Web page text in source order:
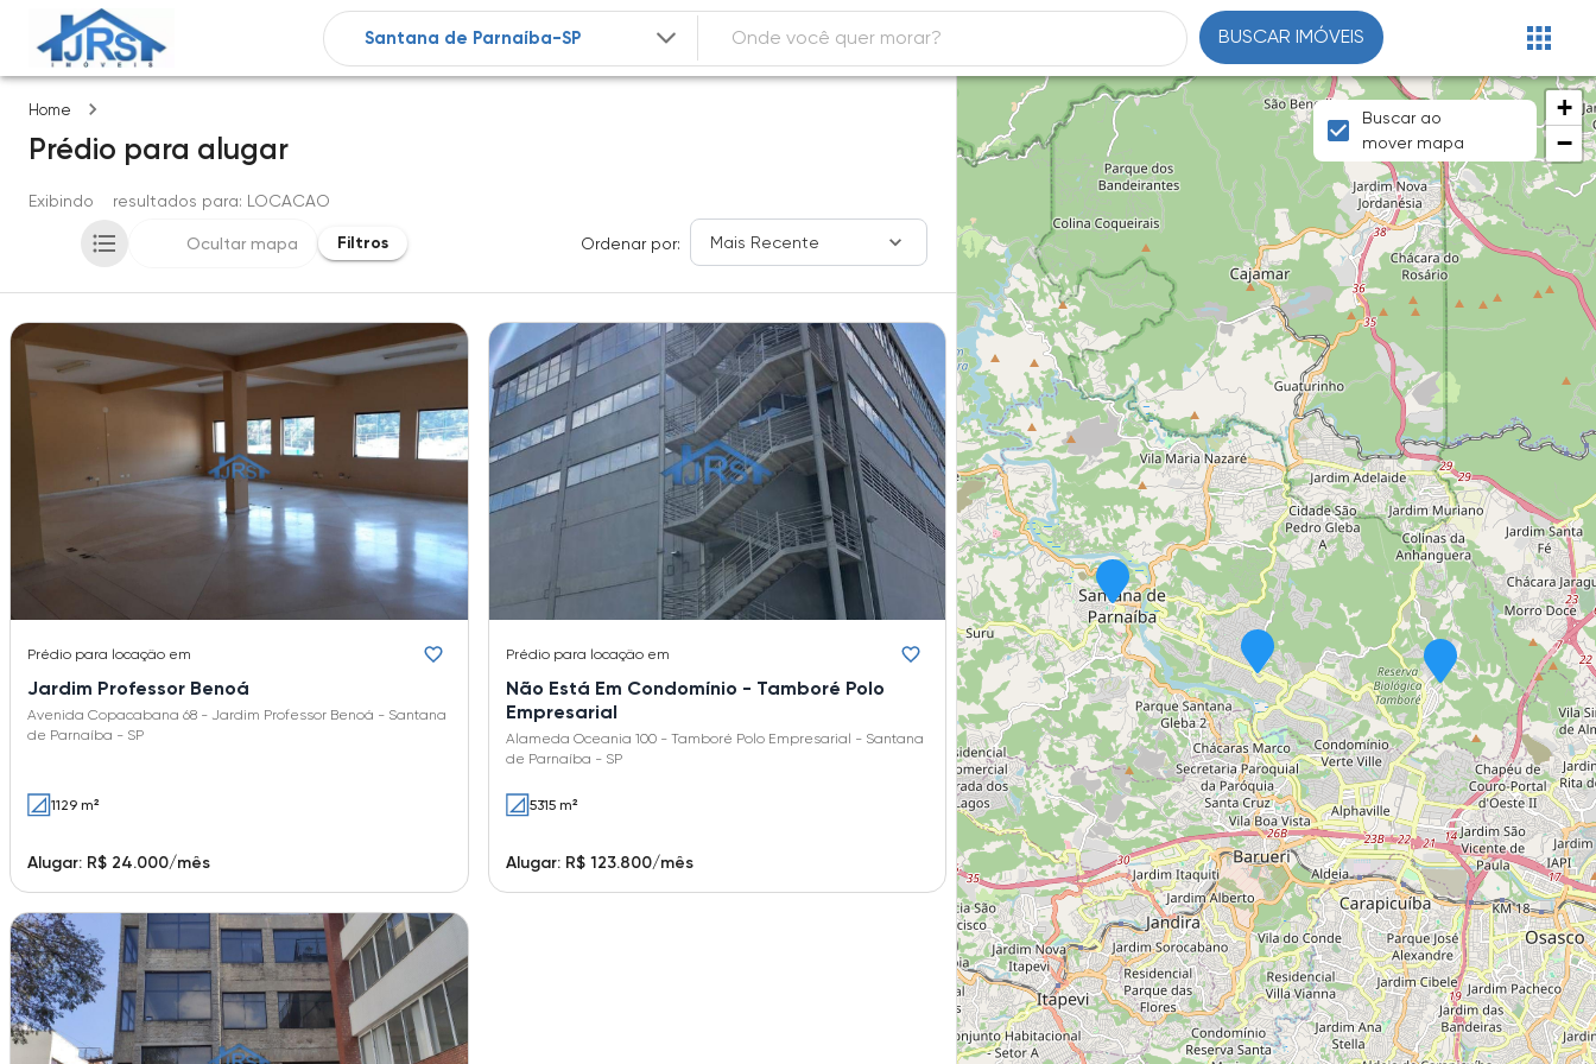
BUSCAR IMÓVEIS
Home
Prédio para alugar
Exibindo resultados para: LOCACAO
Ocultar mapa Filtros Ordenar por: Mais Recente
Prédio para locação em
Jardim Professor Benoá
Avenida Copacabana 68 - Jardim Professor Benoá - Santana
de Parnaíba - SP
1129 m²
Alugar: R$ 24.000/mês
Prédio para locação em
Não Está Em Condomínio - Tamboré Polo
Empresarial
Alameda Oceania 100 - Tamboré Polo Empresarial - Santana
de Parnaíba - SP
5315 m²
Alugar: R$ 123.800/mês
+
−
Buscar ao
mover mapa